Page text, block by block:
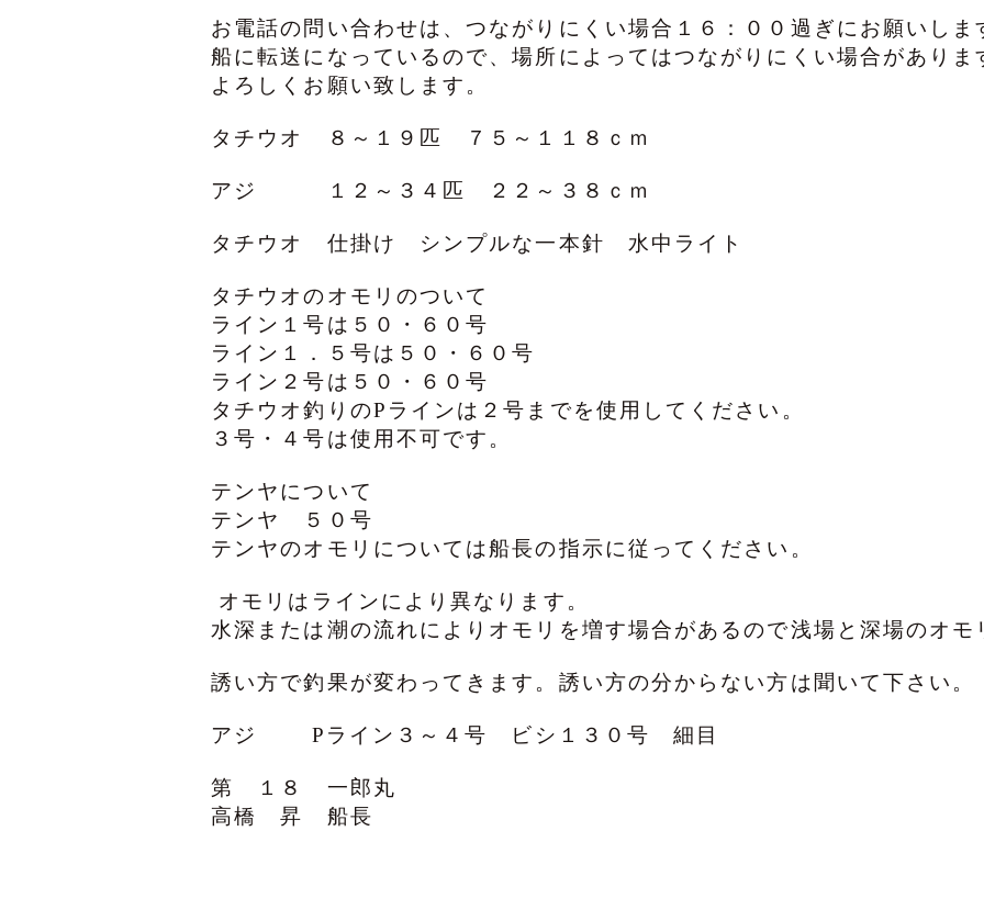
お電話の問い合わせは、つながりにくい場合１６：００過ぎにお願いしま
船に転送になっているので、場所によってはつながりにくい場合がありま
よろしくお願い致します。
タチウオ ８～１９匹 ７５～１１８ｃｍ
アジ １２～３４匹 ２２～３８ｃｍ
タチウオ 仕掛け シンプルな一本針 水中ライト
タチウオのオモリのついて
ライン１号は５０・６０号
ライン１．５号は５０・６０号
ライン２号は５０・６０号
タチウオ釣りのPラインは２号までを使用してください。
３号・４号は使用不可です。
テンヤについて
テンヤ ５０号
テンヤのオモリについては船長の指示に従ってください。
オモリはラインにより異なります。
水深または潮の流れによりオモリを増す場合があるので浅場と深場のオ
誘い方で釣果が変わってきます。誘い方の分からない方は聞いて下さい。
アジ Pライン３～４号 ビシ１３０号 細目
第 １８ 一郎丸
高橋 昇 船長